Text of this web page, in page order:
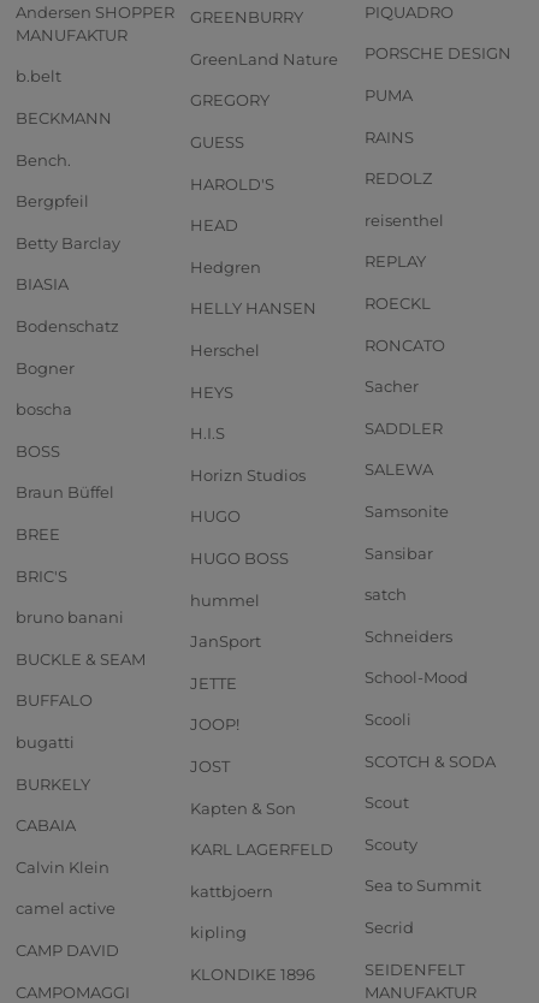
Andersen SHOPPER
MANUFAKTUR
b.belt
BECKMANN
Bench.
Bergpfeil
Betty Barclay
BIASIA
Bodenschatz
Bogner
boscha
BOSS
Braun Büffel
BREE
BRIC'S
bruno banani
BUCKLE & SEAM
BUFFALO
bugatti
BURKELY
CABAIA
Calvin Klein
camel active
CAMP DAVID
CAMPOMAGGI
GREENBURRY
GreenLand Nature
GREGORY
GUESS
HAROLD'S
HEAD
Hedgren
HELLY HANSEN
Herschel
HEYS
H.I.S
Horizn Studios
HUGO
HUGO BOSS
hummel
JanSport
JETTE
JOOP!
JOST
Kapten & Son
KARL LAGERFELD
kattbjoern
kipling
KLONDIKE 1896
PIQUADRO
PORSCHE DESIGN
PUMA
RAINS
REDOLZ
reisenthel
REPLAY
ROECKL
RONCATO
Sacher
SADDLER
SALEWA
Samsonite
Sansibar
satch
Schneiders
School-Mood
Scooli
SCOTCH & SODA
Scout
Scouty
Sea to Summit
Secrid
SEIDENFELT
MANUFAKTUR